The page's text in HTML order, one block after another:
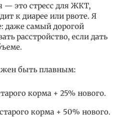
— это стресс для ЖКТ,
к диарее или рвоте. Я
даже самый дорогой
расстройство, если дать
быть плавным:
корма + 25% нового.
корма + 50% нового.